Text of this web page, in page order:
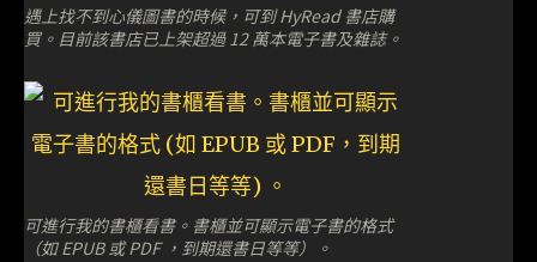
遇上找不到心儀圖書的時候，可到 HyRead 書店購
買。目前該書店已上架超過 12 萬本電子書及雜誌。
可進行我的書櫃看書。書櫃並可顯示電子書的格式
（如 EPUB 或 PDF ，到期還書日等等）。